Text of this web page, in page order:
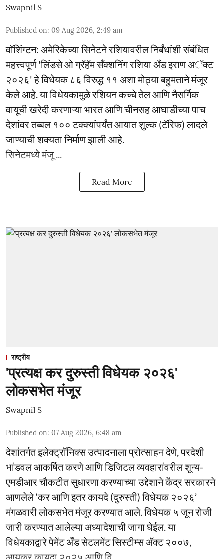
Swapnil S
Published on: 09 Aug 2026, 2:49 am
वॉशिंग्टन: अमेरिकेच्या सिनेटने रशियावरील निर्बंधांशी संबंधित
महत्त्वपूर्ण 'लिंडसे ओ ग्रॅहॅम सँक्शनिंग रशिया अँड इराण अॅक्ट
२०२६' हे विधेयक ८६ विरुद्ध ११ अशा मोठ्या बहुमताने मंजूर
केले आहे. या विधेयकामुळे रशियन कच्चे तेल आणि नैसर्गिक
वायूची खरेदी करणाऱ्या भारत आणि चीनसह आघाडीच्या पाच
देशांवर तब्बल १०० टक्क्यांपर्यंत आयात शुल्क (टॅरिफ) लादले
जाण्याची शक्यता निर्माण झाली आहे.
सिनेटमध्ये मंजू ...
Read More
राष्ट्रीय
'प्रत्यक्ष कर दुरुस्ती विधेयक २०२६'
लोकसभेत मंजूर
Swapnil S
Published on: 07 Aug 2026, 6:48 am
देशांतर्गत इलेक्ट्रॉनिक्स उत्पादनाला प्रोत्साहन देणे, परदेशी
भांडवल आकर्षित करणे आणि डिजिटल व्यवहारांवरील शून्य-
एमडीआर चौकटीत सुधारणा करण्याच्या उद्देशाने केंद्र सरकारने
आणलेले ‘कर आणि इतर कायदे (दुरुस्ती) विधेयक २०२६’
मंगळवारी लोकसभेत मंजूर करण्यात आले. विधेयक ५ जून रोजी
जारी करण्यात आलेल्या अध्यादेशाची जागा घेईल. या
विधेयकाद्वारे पेमेंट अँड सेटलमेंट सिस्टीम्स ॲक्ट २००७,